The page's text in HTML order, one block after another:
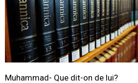
Muhammad- Que dit-on de lui?